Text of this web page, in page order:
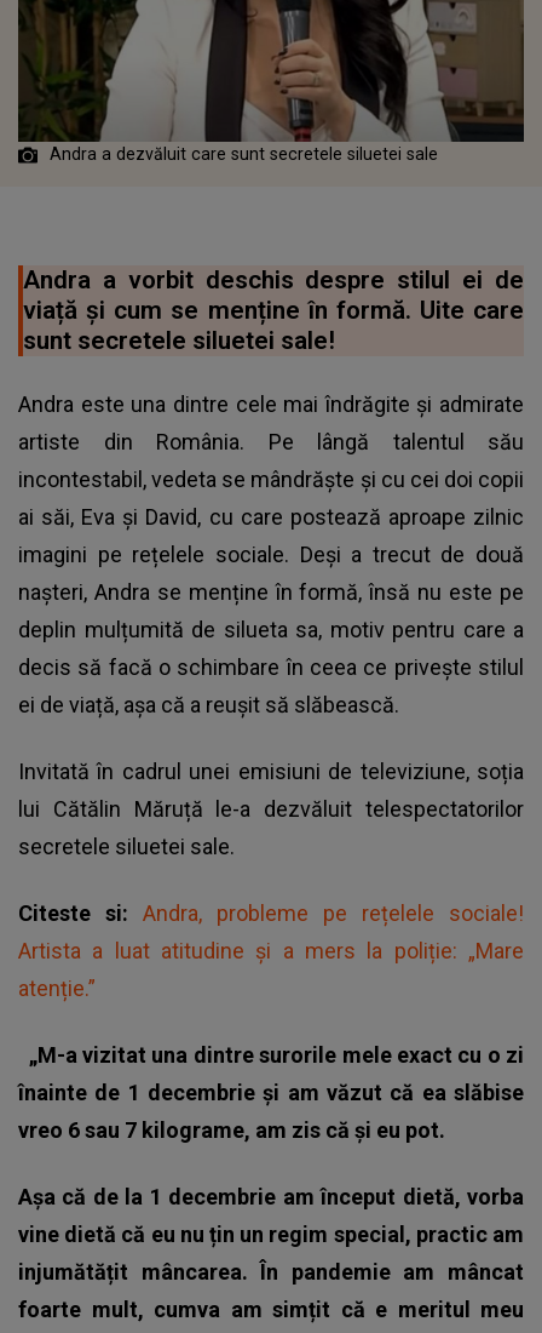
Andra a dezvăluit care sunt secretele siluetei sale
Andra a vorbit deschis despre stilul ei de
viață și cum se menține în formă. Uite care
sunt secretele siluetei sale!
Andra este una dintre cele mai îndrăgite și admirate
artiste din România. Pe lângă talentul său
incontestabil, vedeta se mândrăște și cu cei doi copii
ai săi, Eva și David, cu care postează aproape zilnic
imagini pe rețelele sociale. Deși a trecut de două
nașteri, Andra se menține în formă, însă nu este pe
deplin mulțumită de silueta sa, motiv pentru care a
decis să facă o schimbare în ceea ce privește stilul
ei de viață, așa că a reușit să slăbească.
Invitată în cadrul unei emisiuni de televiziune, soția
lui Cătălin Măruță le-a dezvăluit telespectatorilor
secretele siluetei sale.
Citeste si: Andra, probleme pe rețelele sociale!
Artista a luat atitudine și a mers la poliție: „Mare
atenție.”
„M-a vizitat una dintre surorile mele exact cu o zi
înainte de 1 decembrie și am văzut că ea slăbise
vreo 6 sau 7 kilograme, am zis că și eu pot.
Așa că de la 1 decembrie am început dietă, vorba
vine dietă că eu nu țin un regim special, practic am
injumătățit mâncarea. În pandemie am mâncat
foarte mult, cumva am simțit că e meritul meu